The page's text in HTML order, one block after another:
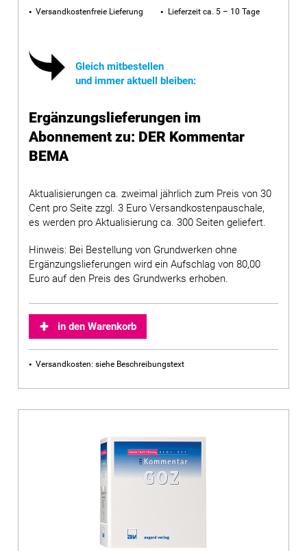
Versandkostenfreie Lieferung Lieferzeit ca. 5 – 10 Tage
Gleich mitbestellen
und immer aktuell bleiben:
Ergänzungslieferungen im
Abonnement zu: DER Kommentar
BEMA
Aktualisierungen ca. zweimal jährlich zum Preis von 30
Cent pro Seite zzgl. 3 Euro Versandkostenpauschale,
es werden pro Aktualisierung ca. 300 Seiten geliefert.
Hinweis: Bei Bestellung von Grundwerken ohne
Ergänzungslieferungen wird ein Aufschlag von 80,00
Euro auf den Preis des Grundwerks erhoben.
in den Warenkorb
Versandkosten: siehe Beschreibungstext